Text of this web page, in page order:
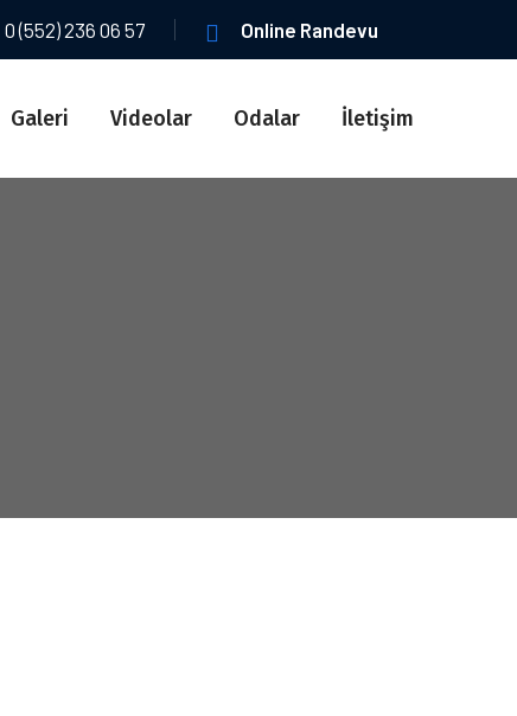
0 (552) 236 06 57 Online Randevu
Galeri Videolar Odalar İletişim